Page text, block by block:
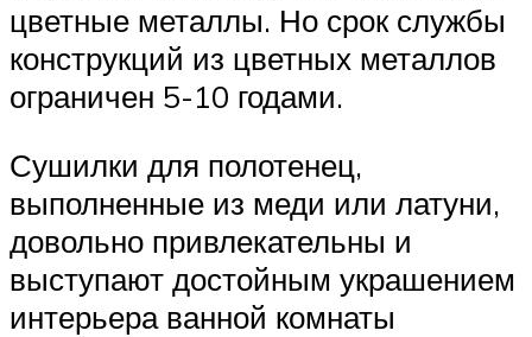
цветные металлы. Но срок службы
конструкций из цветных металлов
ограничен 5-10 годами.
Сушилки для полотенец,
выполненные из меди или латуни,
довольно привлекательны и
выступают достойным украшением
интерьера ванной комнаты